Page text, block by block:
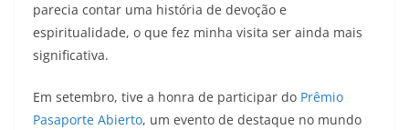
parecia contar uma história de devoção e
espiritualidade, o que fez minha visita ser ainda mais
significativa.
Em setembro, tive a honra de participar do Prêmio
Pasaporte Abierto, um evento de destaque no mundo